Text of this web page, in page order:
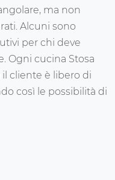
ma non
Alcuni sono
per chi deve
Ogni cucina Stosa
cliente è libero di
così le possibilità di